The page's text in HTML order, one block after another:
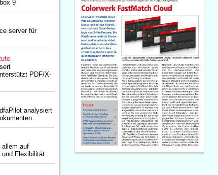
9
server für
PDF/X-
analysiert
allem auf
und Flexibilität